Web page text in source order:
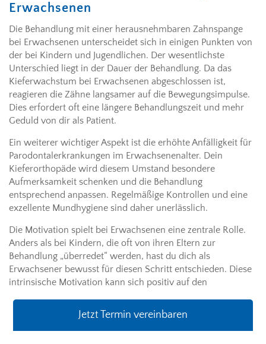
Erwachsenen
Die Behandlung mit einer herausnehmbaren Zahnspange
bei Erwachsenen unterscheidet sich in einigen Punkten von
der bei Kindern und Jugendlichen. Der wesentlichste
Unterschied liegt in der Dauer der Behandlung. Da das
Kieferwachstum bei Erwachsenen abgeschlossen ist,
reagieren die Zähne langsamer auf die Bewegungsimpulse.
Dies erfordert oft eine längere Behandlungszeit und mehr
Geduld von dir als Patient.
Ein weiterer wichtiger Aspekt ist die erhöhte Anfälligkeit für
Parodontalerkrankungen im Erwachsenenalter. Dein
Kieferorthopäde wird diesem Umstand besondere
Aufmerksamkeit schenken und die Behandlung
entsprechend anpassen. Regelmäßige Kontrollen und eine
exzellente Mundhygiene sind daher unerlässlich.
Die Motivation spielt bei Erwachsenen eine zentrale Rolle.
Anders als bei Kindern, die oft von ihren Eltern zur
Behandlung „überredet“ werden, hast du dich als
Erwachsener bewusst für diesen Schritt entschieden. Diese
intrinsische Motivation kann sich positiv auf den
disziplinierter mit dem Tragen der Spange umgehst.
Nicht zuletzt erfordert die Behandlung bei Erwachsenen oft
Jetzt Termin vereinbaren